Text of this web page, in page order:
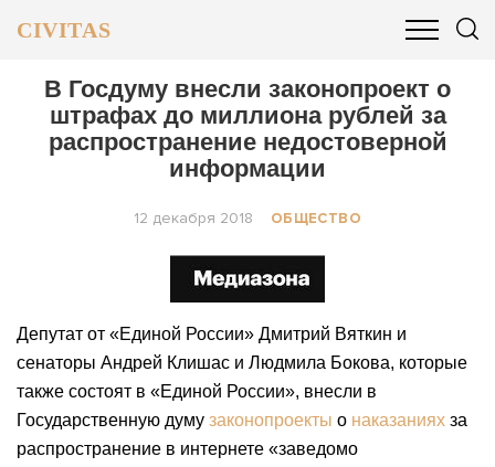
CIVITAS
ОБЩЕСТВО БИЗНЕС И ФИНАНСЫ
В Госдуму внесли законопроект о
штрафах до миллиона рублей за
распространение недостоверной
информации
12 декабря 2018 ОБЩЕСТВО
Депутат от «Единой России» Дмитрий Вяткин и
сенаторы Андрей Клишас и Людмила Бокова, которые
также состоят в «Единой России», внесли в
Государственную думу законопроекты о наказаниях за
распространение в интернете «заведомо